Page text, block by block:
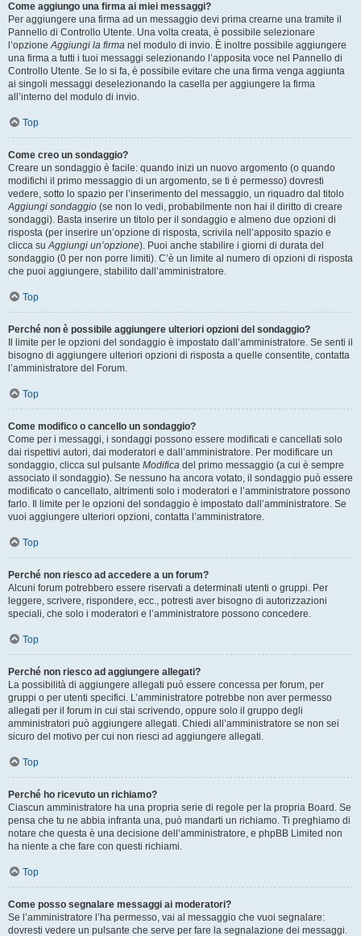
Come aggiungo una firma ai miei messaggi?
Per aggiungere una firma ad un messaggio devi prima crearne una tramite il
Pannello di Controllo Utente. Una volta creata, è possibile selezionare
l’opzioneAggiungi la firma nel modulo di invio. È inoltre possibile aggiungere
una firma a tutti i tuoi messaggi selezionando l’apposita voce nel Pannello di
Controllo Utente. Se lo si fa, è possibile evitare che una firma venga aggiunta
ai singoli messaggi deselezionando la casella per aggiungere la firma
all’interno del modulo di invio.
Top
Come creo un sondaggio?
Creare un sondaggio è facile: quando inizi un nuovo argomento (o quando
modifichi il primo messaggio di un argomento, se ti è permesso) dovresti
vedere, sotto lo spazio per l’inserimento del messaggio, un riquadro dal titolo
Aggiungi sondaggio (se non lo vedi, probabilmente non hai il diritto di creare
sondaggi). Basta inserire un titolo per il sondaggio e almeno due opzioni di
risposta (per inserire un’opzione di risposta, scrivila nell’apposito spazio e
clicca suAggiungi un’opzione). Puoi anche stabilire i giorni di durata del
sondaggio (0 per non porre limiti). C’è un limite al numero di opzioni di risposta
che puoi aggiungere, stabilito dall’amministratore.
Top
Perché non è possibile aggiungere ulteriori opzioni del sondaggio?
Il limite per le opzioni del sondaggio è impostato dall’amministratore. Se senti il
bisogno di aggiungere ulteriori opzioni di risposta a quelle consentite, contatta
l’amministratore del Forum.
Top
Come modifico o cancello un sondaggio?
Come per i messaggi, i sondaggi possono essere modificati e cancellati solo
dai rispettivi autori, dai moderatori e dall’amministratore. Per modificare un
sondaggio, clicca sul pulsante Modifica del primo messaggio (a cui è sempre
associato il sondaggio). Se nessuno ha ancora votato, il sondaggio può essere
modificato o cancellato, altrimenti solo i moderatori e l’amministratore possono
farlo. Il limite per le opzioni del sondaggio è impostato dall’amministratore. Se
vuoi aggiungere ulteriori opzioni, contatta l’amministratore.
Top
Perché non riesco ad accedere a un forum?
Alcuni forum potrebbero essere riservati a determinati utenti o gruppi. Per
leggere, scrivere, rispondere, ecc., potresti aver bisogno di autorizzazioni
speciali, che solo i moderatori e l’amministratore possono concedere.
Top
Perché non riesco ad aggiungere allegati?
La possibilità di aggiungere allegati può essere concessa per forum, per
gruppi o per utenti specifici. L’amministratore potrebbe non aver permesso
allegati per il forum in cui stai scrivendo, oppure solo il gruppo degli
amministratori può aggiungere allegati. Chiedi all’amministratore se non sei
sicuro del motivo per cui non riesci ad aggiungere allegati.
Top
Perché ho ricevuto un richiamo?
Ciascun amministratore ha una propria serie di regole per la propria Board. Se
pensa che tu ne abbia infranta una, può mandarti un richiamo. Ti preghiamo di
notare che questa è una decisione dell’amministratore, e phpBB Limited non
ha niente a che fare con questi richiami.
Top
Come posso segnalare messaggi ai moderatori?
Se l’amministratore l’ha permesso, vai al messaggio che vuoi segnalare:
dovresti vedere un pulsante che serve per fare la segnalazione dei messaggi.